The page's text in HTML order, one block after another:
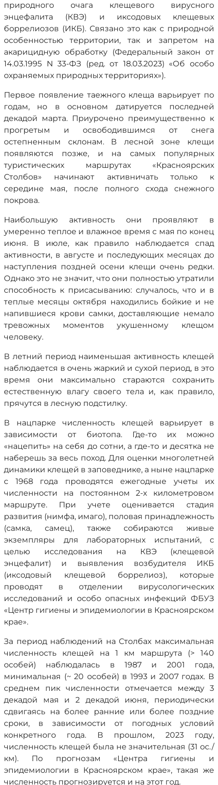
природного очага клещевого вирусного
энцефалита (КВЭ) и иксодовых клещевых
боррелиозов (ИКБ). Связано это как с природной
особенностью территории, так и запретом на
акарицидную обработку (Федеральный закон от
14.03.1995 N 33-ФЗ (ред. от 18.03.2023) «Об особо
охраняемых природных территориях»).
Первое появление таежного клеща варьирует по
годам, но в основном датируется последней
декадой марта. Приурочено преимущественно к
прогретым и освободившимся от снега
остепненным склонам. В лесной зоне клещи
появляются позже, и на самых популярных
туристических маршрутах «Красноярских
Столбов» начинают активничать только к
середине мая, после полного схода снежного
покрова.
Наибольшую активность они проявляют в
умеренно теплое и влажное время с мая по конец
июня. В июле, как правило наблюдается спад
активности, в августе и последующих месяцах до
наступления поздней осени клещи очень редки.
Однако это не значит, что они полностью утратили
способность к присасыванию: случалось, что и в
теплые месяцы октября находились бойкие и не
напившиеся крови самки, доставляющие немало
тревожных моментов укушенному клещом
человеку.
В летний период наименьшая активность клещей
наблюдается в очень жаркий и сухой период, в это
время они максимально стараются сохранить
естественную влагу своего тела и, как правило,
прячутся в лесную подстилку.
В нацпарке численность клещей варьирует в
зависимости от биотопа. Где-то их можно
«нацепить» на себя до сотни, а где-то и десятка не
наберешь за весь поход. Для оценки многолетней
динамики клещей в заповеднике, а ныне нацпарке
с 1968 года проводятся ежегодные учеты их
численности на постоянном 2-х километровом
маршруте. При учете оценивается стадия
развития (нимфа, имаго), половая принадлежность
(самка, самец), также собираются живые
экземпляры для лабораторных испытаний, с
целью исследования на КВЭ (клещевой
энцефалит) и выявления возбудителя ИКБ
(иксодовый клещевой боррелиоз), которые
проводят в отделении вирусологических
исследований и особо опасных инфекций ФБУЗ
«Центр гигиены и эпидемиологии в Красноярском
крае».
За период наблюдений на Столбах максимальная
численность клещей на 1 км маршрута (> 140
особей) наблюдалась в 1987 и 2001 года,
минимальная (~ 20 особей) в 1993 и 2007 годах. В
среднем пик численности отмечается между 3
декадой мая и 2 декадой июня, периодически
сдвигаясь на более ранние или более поздние
сроки, в зависимости от погодных условий
конкретного года. В прошлом, 2023 году,
численность клещей была не значительная (31 ос./
км). По прогнозам «Центра гигиены и
эпидемиологии в Красноярском крае», такая же
численность прогнозируется и на этот год.